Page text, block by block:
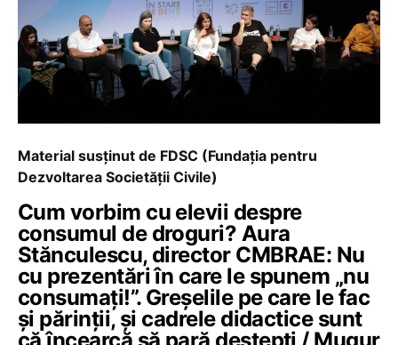
Material susținut de FDSC (Fundația pentru
Dezvoltarea Societății Civile)
Cum vorbim cu elevii despre
consumul de droguri? Aura
Stănculescu, director CMBRAE: Nu
cu prezentări în care le spunem „nu
consumați!”. Greșelile pe care le fac
și părinții, și cadrele didactice sunt